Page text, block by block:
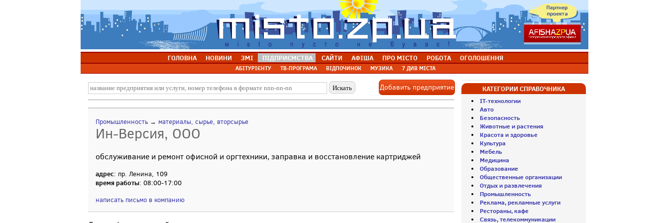
ГОЛОВНА НОВИНИ ЗМІ ПІДПРИЄМСТВА САЙТИ АФІША ПРО МІСТО РОБОТА ОГОЛОШЕННЯ
АБІТУРІЄНТУ ТВ-ПРОГРАМА ВІДПОЧИНОК МУЗИКА 7 ДИВ МІСТА
Добавить предприятие
Промышленность → материалы, сырье, вторсырье
Ин-Версия, ООО
обслуживание и ремонт офисной и оргтехники, заправка и восстановление картриджей
адрес: пр. Ленина, 109
время работы: 08:00-17:00
написать письмо в компанию
КАТЕГОРИИ СПРАВОЧНИКА
IT-технологии
Авто
Безопасность
Животные и растения
Красота и здоровье
Культура
Мебель
Медицина
Образование
Общественные организации
Отдых и развлечения
Промышленность
Реклама, рекламные услуги
Рестораны, кафе
Связь, телекоммуникации